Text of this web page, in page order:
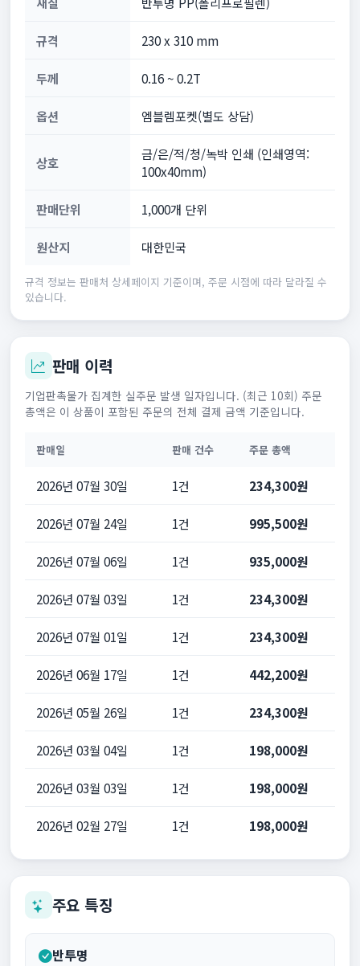
규격 230 x 310 mm
두께 0.16 ~ 0.2T
옵션 엠블렘포켓(별도 상담)
상호
금/은/적/청/녹박 인쇄 (인쇄영역:
100x40mm)
판매단위 1,000개 단위
원산지 대한민국
규격 정보는 판매처 상세페이지 기준이며, 주문 시점에 따라 달라질 수
있습니다.
판매 이력
기업판촉물가 집계한 실주문 발생 일자입니다. (최근 10회) 주문
총액은 이 상품이 포함된 주문의 전체 결제 금액 기준입니다.
판매일 판매 건수 주문 총액
2026년 07월 30일 1건 234,300원
2026년 07월 24일 1건 995,500원
2026년 07월 06일 1건 935,000원
2026년 07월 03일 1건 234,300원
2026년 07월 01일 1건 234,300원
2026년 06월 17일 1건 442,200원
2026년 05월 26일 1건 234,300원
2026년 03월 04일 1건 198,000원
2026년 03월 03일 1건 198,000원
2026년 02월 27일 1건 198,000원
주요 특징
반투명